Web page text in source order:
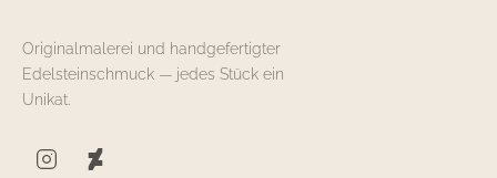
Originalmalerei und handgefertigter
Edelsteinschmuck — jedes Stück ein
Unikat.